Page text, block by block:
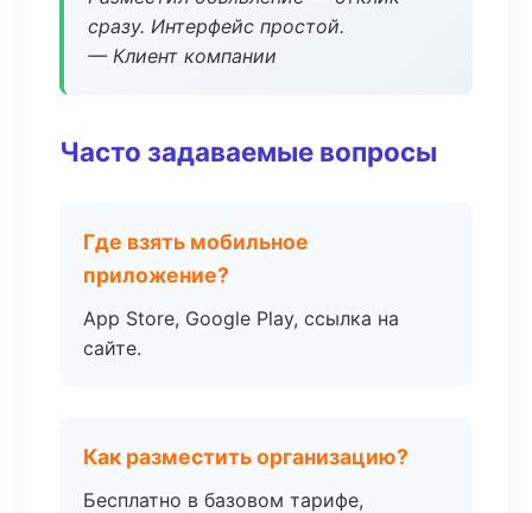
сразу. Интерфейс простой.
— Клиент компании
Часто задаваемые вопросы
Где взять мобильное
приложение?
App Store, Google Play, ссылка на
сайте.
Как разместить организацию?
Бесплатно в базовом тарифе,